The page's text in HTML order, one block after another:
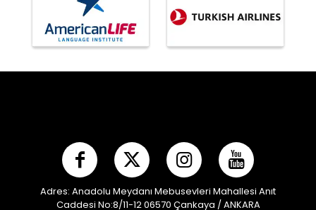
Adres: Anadolu Meydanı Mebusevleri Mahallesi Anıt
Caddesi No:8/11-12 06570 Çankaya / ANKARA